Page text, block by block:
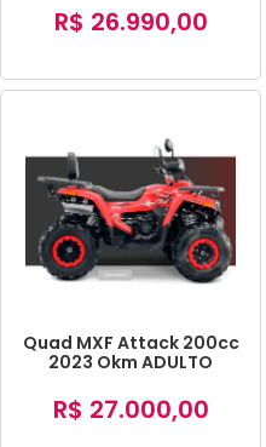
R$ 26.990,00
Quad MXF Attack 200cc
2023 Okm ADULTO
R$ 27.000,00